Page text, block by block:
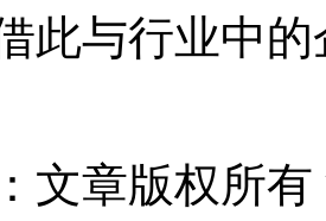
此与行业中
文章版权所